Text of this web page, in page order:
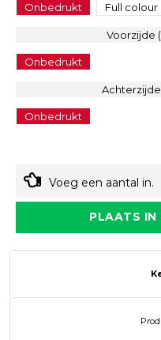
Onbedrukt Full colour
Voorzijde
Onbedrukt
Onbedrukt
Voeg een aantal in.
PLAATS IN